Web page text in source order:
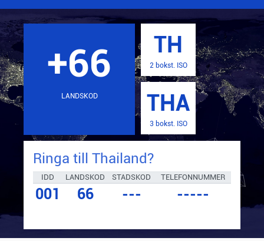
+66
LANDSKOD
TH
2 bokst. ISO
THA
3 bokst. ISO
Ringa till Thailand?
IDD LANDSKOD STADSKOD TELEFONNUMMER
001 66 --- -----